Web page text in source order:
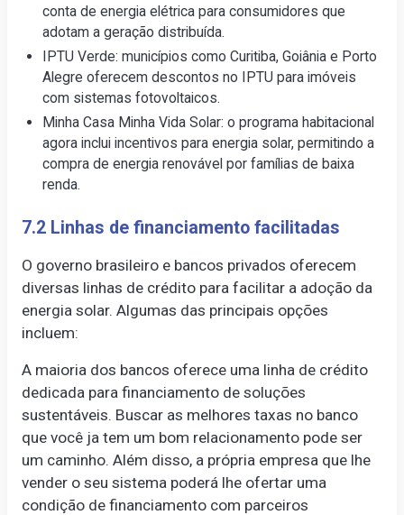
conta de energia elétrica para consumidores que
adotam a geração distribuída.
IPTU Verde: municípios como Curitiba, Goiânia e Porto
Alegre oferecem descontos no IPTU para imóveis
com sistemas fotovoltaicos.
Minha Casa Minha Vida Solar: o programa habitacional
agora inclui incentivos para energia solar, permitindo a
compra de energia renovável por famílias de baixa
renda.
7.2 Linhas de financiamento facilitadas
O governo brasileiro e bancos privados oferecem
diversas linhas de crédito para facilitar a adoção da
energia solar. Algumas das principais opções
incluem:
A maioria dos bancos oferece uma linha de crédito
dedicada para financiamento de soluções
sustentáveis. Buscar as melhores taxas no banco
que você ja tem um bom relacionamento pode ser
um caminho. Além disso, a própria empresa que lhe
vender o seu sistema poderá lhe ofertar uma
condição de financiamento com parceiros